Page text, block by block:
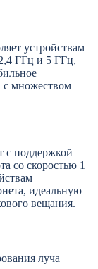
устройствам
ГГц и 5 ГГц,
с множеством
с поддержкой
со скоростью 1
идеальную
вещания.
луча